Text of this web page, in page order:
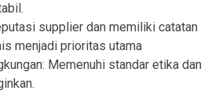
supplier dan memiliki catatan
menjadi prioritas utama
Memenuhi standar etika dan